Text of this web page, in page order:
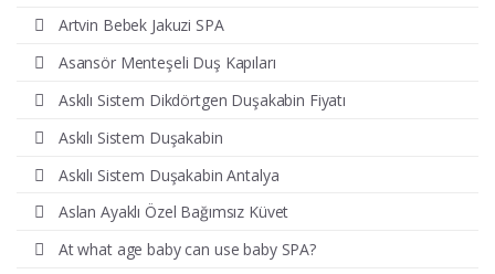
Artvin Bebek Jakuzi SPA
Asansör Menteşeli Duş Kapıları
Askılı Sistem Dikdörtgen Duşakabin Fiyatı
Askılı Sistem Duşakabin
Askılı Sistem Duşakabin Antalya
Aslan Ayaklı Özel Bağımsız Küvet
At what age baby can use baby SPA?